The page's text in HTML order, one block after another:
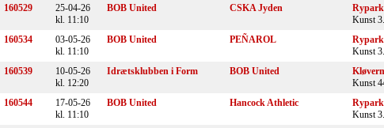
160529
25-04-26
kl. 11:10
BOB United CSKA Jyden
Kunst 3.
160534
03-05-26
kl. 11:10
BOB United PEÑAROL
Kunst 3.
160539
10-05-26
kl. 12:20
Idrætsklubben i Form BOB United
Kunst
160544
17-05-26
kl. 11:10
BOB United Hancock Athletic
Kunst 3.